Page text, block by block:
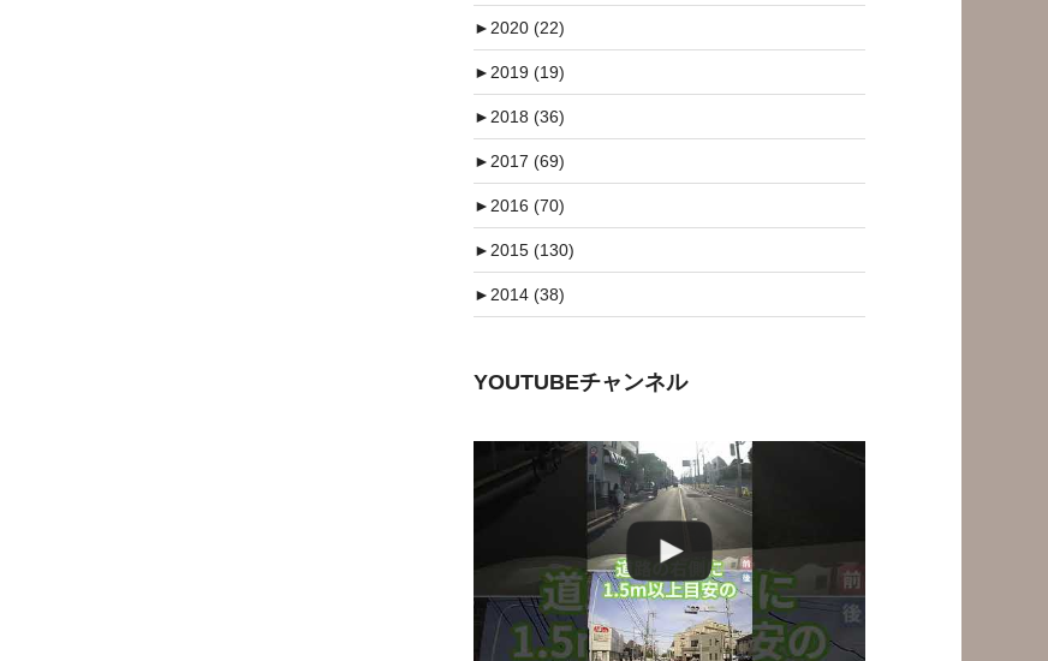
►2020 (22)
►2019 (19)
►2018 (36)
►2017 (69)
►2016 (70)
►2015 (130)
►2014 (38)
YOUTUBEチャンネル